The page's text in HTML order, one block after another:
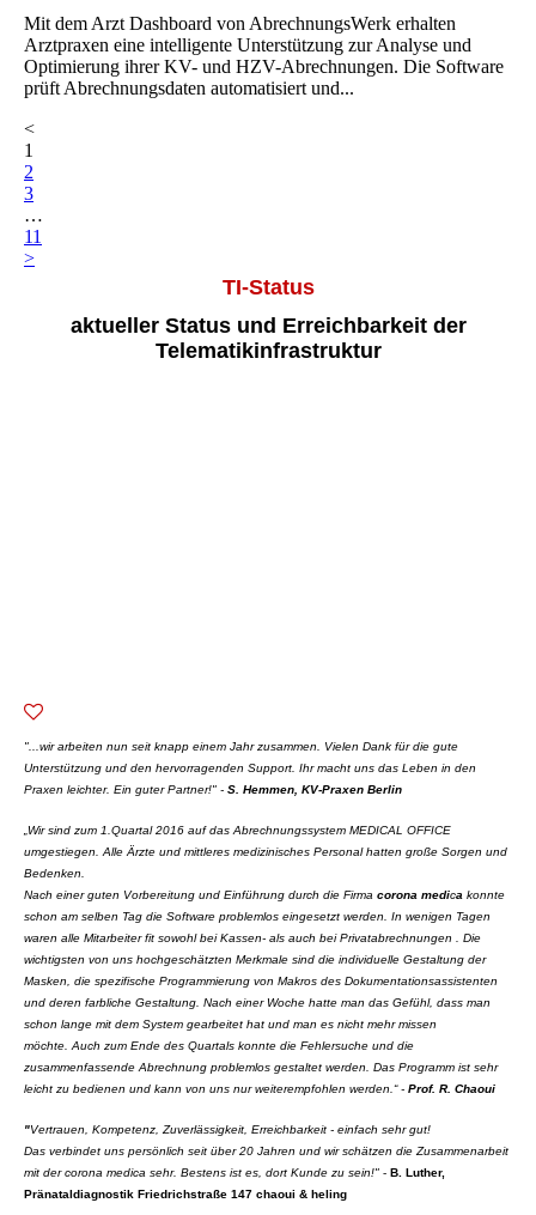
Mit dem Arzt Dashboard von AbrechnungsWerk erhalten
Arztpraxen eine intelligente Unterstützung zur Analyse und
Optimierung ihrer KV- und HZV-Abrechnungen. Die Software
prüft Abrechnungsdaten automatisiert und...
<
1
2
3
…
11
>
TI-Status
aktueller Status und Erreichbarkeit der
Telematikinfrastruktur
"...wir arbeiten nun seit knapp einem Jahr zusammen. Vielen Dank für die gute
Unterstützung und den hervorragenden Support. Ihr macht uns das Leben in den
Praxen leichter. Ein guter Partner!" - S. Hemmen, KV-Praxen Berlin
„Wir sind zum 1.Quartal 2016 auf das Abrechnungssystem MEDICAL OFFICE
umgestiegen.Alle Ärzte und mittleres medizinisches Personal hatten große Sorgen und
Bedenken.
Nach einer guten Vorbereitung und Einführung durch die Firma corona medica konnte
schon am selben Tag die Software problemlos eingesetzt werden. In wenigen Tagen
waren alle Mitarbeiterfit sowohl bei Kassen- als auch bei Privatabrechnungen . Die
wichtigsten von uns hochgeschätzten Merkmale sind die individuelle Gestaltung der
Masken, die spezifische Programmierung von Makros des Dokumentationsassistenten
und deren farbliche Gestaltung. Nach einer Woche hatte man das Gefühl, dass man
schon lange mit dem System gearbeitet hat und man es nicht mehr missen
möchte.Auch zum Ende des Quartals konnte die Fehlersuche und die
zusammenfassende Abrechnung problemlos gestaltet werden. Das Programm ist sehr
leicht zu bedienen und kann von uns nurweiterempfohlen werden.“ - Prof. R. Chaoui
"Vertrauen, Kompetenz, Zuverlässigkeit, Erreichbarkeit - einfach sehr gut!
Das verbindet uns persönlich seit über 20 Jahren und wir schätzen die Zusammenarbeit
mit der corona medica sehr. Bestens ist es, dort Kunde zu sein!" - B. Luther,
Pränataldiagnostik Friedrichstraße 147 chaoui & heling